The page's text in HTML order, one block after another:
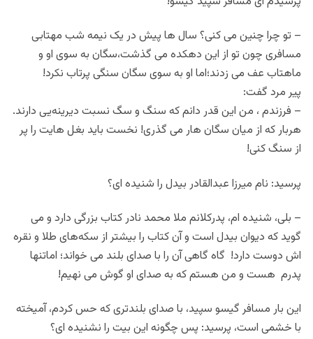
– تو چرا چنین می کنی؟ سال ها پیش در یک نیمه شب مهتابی
مسافری چون تو از این دهکده می گذشت،سگان به سوی او و
ماهتاب عف می زدند؛اما او به سوی سگان سنگی پرتاب نکرد!
پیر مرد گفت:
– فرزندم ، من این قدر دانم که سنگ و سگ نسبت دیرینه‌یی دارند.
هربار که از میان سگان هار می گذری! نخست باید بغل هایت را پر
از سنگ کنی!
پرسید: نام میرزا عبدالقادر بیدل را شنیده ای؟
– بلی، شنیده ام، پدرکلانم ملا محمد نادر کتاب بزرگی دارد و می
گوید که دیوان بیدل است و آن کتاب را بیشتر از سکه‌های طلا و نقره
اش دوست دارد! گاه گاهی آن را با صدای بلند می خواند؛ اماتنها
پدرم هست و من هستم که به صدای او گوش می نهیم!
این بار مسافر گیسو سپید، با صدای بلند‌تری که حس کردم، آمیخته
با خشمی است، پرسید: پس چگونه این بیت را نشنیده ای؟